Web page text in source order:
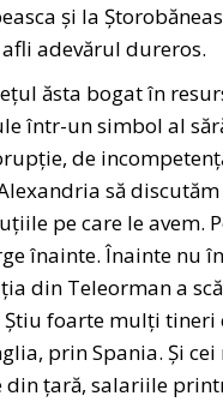
și la
adevărul dureros.
ăsta bogat în
într-un simbol al
de
să
pe care le avem.
înainte. Înainte nu
din Teleorman a
foarte mulți
prin Spania. Și
țară, salariile